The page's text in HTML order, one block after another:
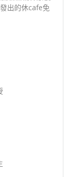
出的休cafe免